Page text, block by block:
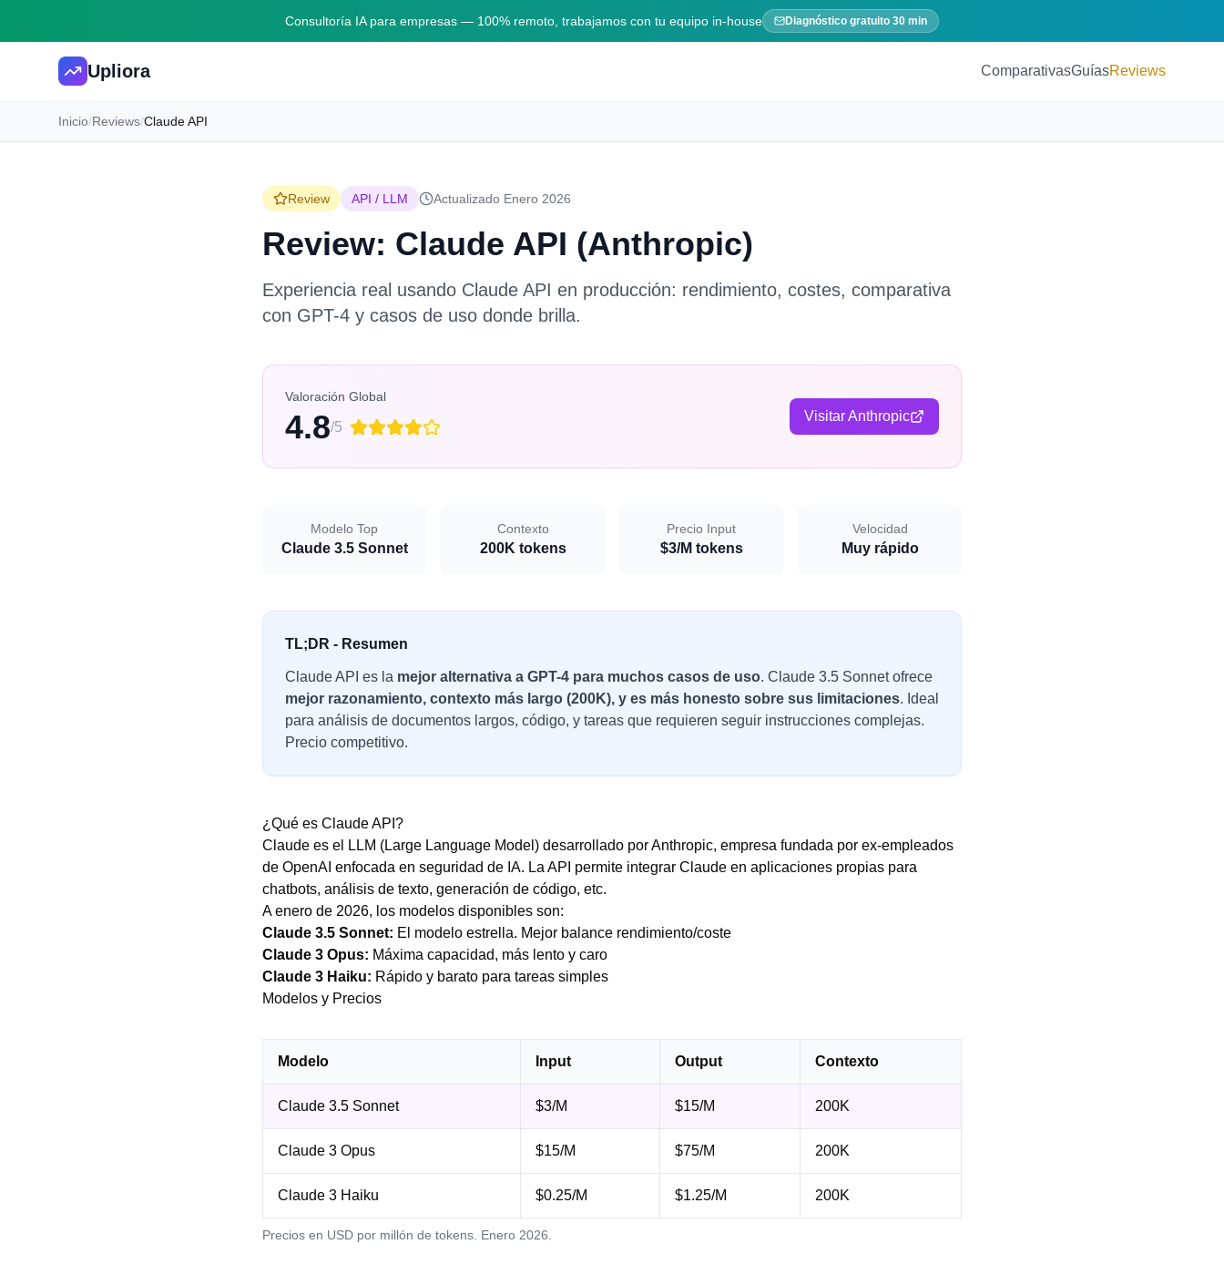
Consultoría IA para empresas — 100% remoto, trabajamos con tu equipo in-house Diagnóstico gratuito 30 min
Upliora ComparativasGuíasReviews
Inicio/Reviews/Claude API
Review API / LLM Actualizado Enero 2026
Review: Claude API (Anthropic)
Experiencia real usando Claude API en producción: rendimiento, costes, comparativa
con GPT-4 y casos de uso donde brilla.
Valoración Global
4.8/5
Visitar Anthropic
Modelo Top
Claude 3.5 Sonnet
Contexto
200K tokens
Precio Input
$3/M tokens
Velocidad
Muy rápido
TL;DR - Resumen
Claude API es la mejor alternativa a GPT-4 para muchos casos de uso. Claude 3.5 Sonnet ofrece
mejor razonamiento, contexto más largo (200K), y es más honesto sobre sus limitaciones. Ideal
para análisis de documentos largos, código, y tareas que requieren seguir instrucciones complejas.
Precio competitivo.
¿Qué es Claude API?
Claude es el LLM (Large Language Model) desarrollado por Anthropic, empresa fundada por ex-empleados
de OpenAI enfocada en seguridad de IA. La API permite integrar Claude en aplicaciones propias para
chatbots, análisis de texto, generación de código, etc.
A enero de 2026, los modelos disponibles son:
Claude 3.5 Sonnet: El modelo estrella. Mejor balance rendimiento/coste
Claude 3 Opus: Máxima capacidad, más lento y caro
Claude 3 Haiku: Rápido y barato para tareas simples
Modelos y Precios
Modelo Input Output Contexto
Claude 3.5 Sonnet $3/M $15/M 200K
Claude 3 Opus $15/M $75/M 200K
Claude 3 Haiku $0.25/M $1.25/M 200K
Precios en USD por millón de tokens. Enero 2026.